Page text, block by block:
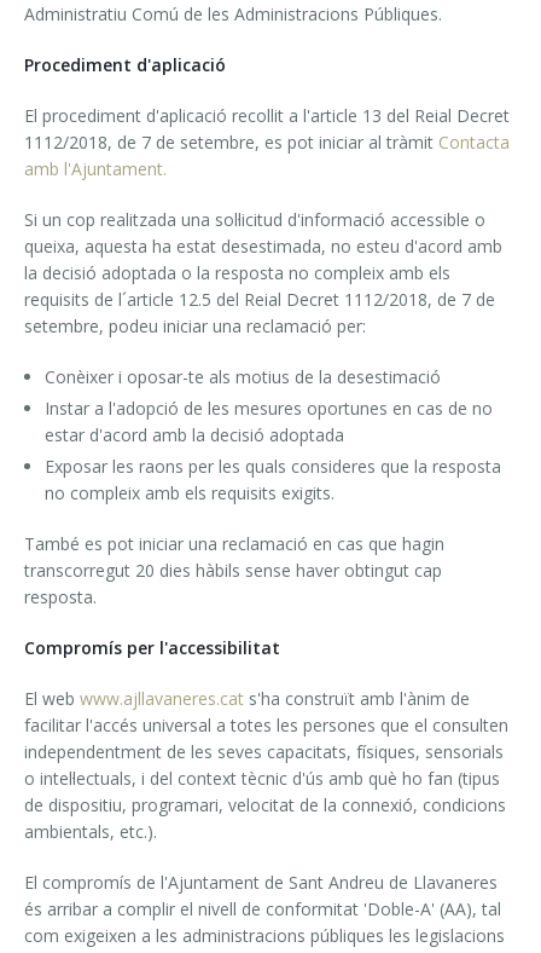
Administratiu Comú de les Administracions Públiques.
Procediment d'aplicació
El procediment d'aplicació recollit a l'article 13 del Reial Decret
1112/2018, de 7 de setembre, es pot iniciar al tràmit Contacta
amb l'Ajuntament.
Si un cop realitzada una sol·licitud d'informació accessible o
queixa, aquesta ha estat desestimada, no esteu d'acord amb
la decisió adoptada o la resposta no compleix amb els
requisits de l´article 12.5 del Reial Decret 1112/2018, de 7 de
setembre, podeu iniciar una reclamació per:
Conèixer i oposar-te als motius de la desestimació
Instar a l'adopció de les mesures oportunes en cas de no
estar d'acord amb la decisió adoptada
Exposar les raons per les quals consideres que la resposta
no compleix amb els requisits exigits.
També es pot iniciar una reclamació en cas que hagin
transcorregut 20 dies hàbils sense haver obtingut cap
resposta.
Compromís per l'accessibilitat
El web www.ajllavaneres.cat s'ha construït amb l'ànim de
facilitar l'accés universal a totes les persones que el consulten
independentment de les seves capacitats, físiques, sensorials
o intel·lectuals, i del context tècnic d'ús amb què ho fan (tipus
de dispositiu, programari, velocitat de la connexió, condicions
ambientals, etc.).
El compromís de l'Ajuntament de Sant Andreu de Llavaneres
és arribar a complir el nivell de conformitat 'Doble-A' (AA), tal
com exigeixen a les administracions públiques les legislacions